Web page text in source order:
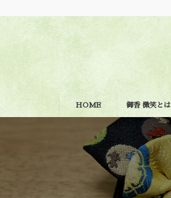
HOME 御香 微笑とは